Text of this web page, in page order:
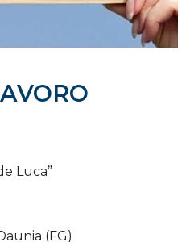
Luca”
(FG)